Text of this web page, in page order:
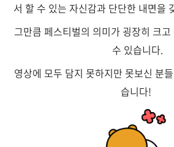
서 할 수 있는 자신감과 단단한 내면을
그만큼 페스티벌의 의미가 굉장히 크
수 있습니다.
영상에 모두 담지 못하지만 못보신 분
습니다!